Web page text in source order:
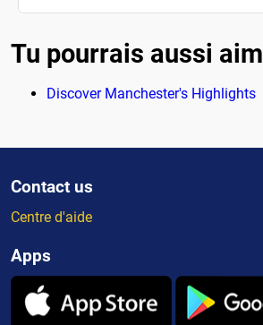
Tu pourrais aussi
Discover Manchester's Highlights
Contact us
Centre d'aide
Apps